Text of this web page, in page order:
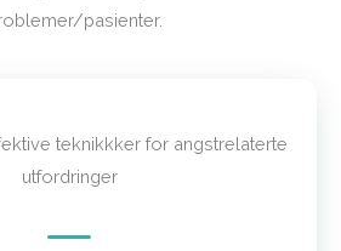
pasienter.
teknikkker for angstrelaterte
utfordringer